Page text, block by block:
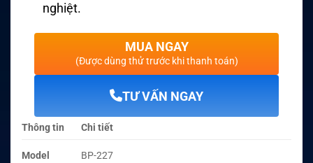
nghiệt.
MUA NGAY
(Được dùng thử trước khi thanh toán)
TƯ VẤN NGAY
Thông tin Chi tiết
Model BP-227